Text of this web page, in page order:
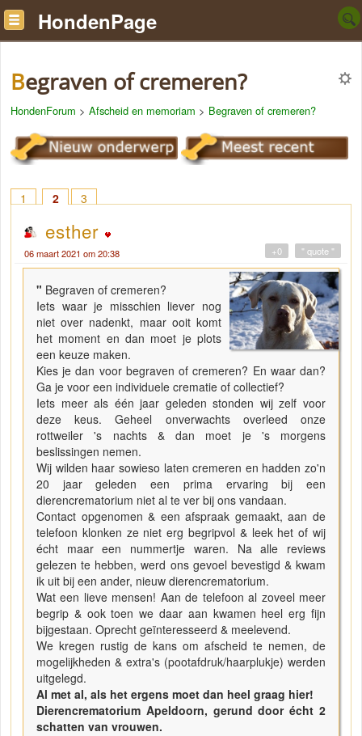
HondenPage
Begraven of cremeren?
HondenForum > Afscheid en memoriam > Begraven of cremeren?
1 2 3
esther
06 maart 2021 om 20:38 " quote "
+0
" Begraven of cremeren?
Iets waar je misschien liever nog
niet over nadenkt, maar ooit komt
het moment en dan moet je plots
een keuze maken.
Kies je dan voor begraven of cremeren? En waar dan?
Ga je voor een individuele crematie of collectief?
Iets meer als één jaar geleden stonden wij zelf voor
deze keus. Geheel onverwachts overleed onze
rottweiler 's nachts & dan moet je 's morgens
beslissingen nemen.
Wij wilden haar sowieso laten cremeren en hadden zo'n
20 jaar geleden een prima ervaring bij een
dierencrematorium niet al te ver bij ons vandaan.
Contact opgenomen & een afspraak gemaakt, aan de
telefoon klonken ze niet erg begripvol & leek het of wij
écht maar een nummertje waren. Na alle reviews
gelezen te hebben, werd ons gevoel bevestigd & kwam
ik uit bij een ander, nieuw dierencrematorium.
Wat een lieve mensen! Aan de telefoon al zoveel meer
begrip & ook toen we daar aan kwamen heel erg fijn
bijgestaan. Oprecht geïnteresseerd & meelevend.
We kregen rustig de kans om afscheid te nemen, de
mogelijkheden & extra's (pootafdruk/haarplukje) werden
uitgelegd.
Al met al, als het ergens moet dan heel graag hier!
Dierencrematorium Apeldoorn, gerund door écht 2
schatten van vrouwen.